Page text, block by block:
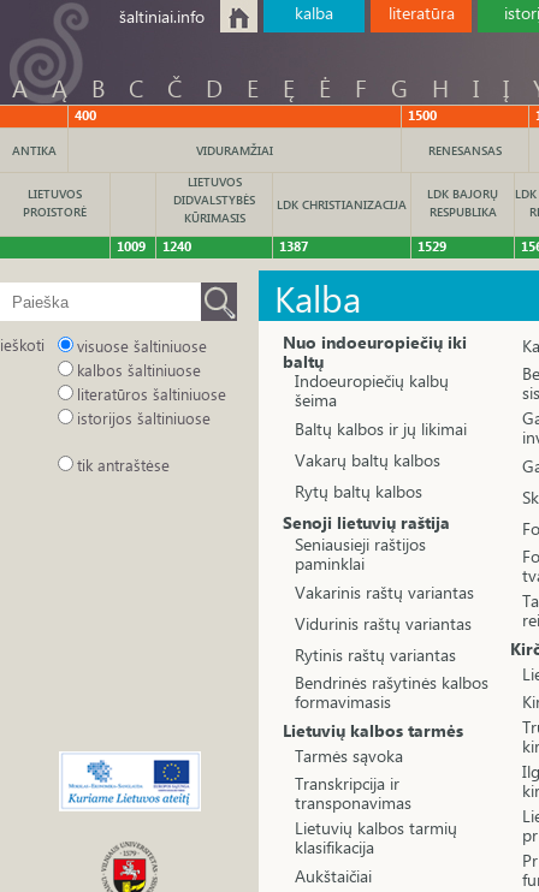
šaltiniai.info kalba literatūra
A Ą B C Č D E Ę Ė F G H I Į
400 1500
ANTIKA VIDURAMŽIAI RENESANSAS
LIETUVOS
PROISTORĖ
LIETUVOS
DIDVALSTYBĖS
KŪRIMASIS
LDK CHRISTIANIZACIJA
LDK BAJORŲ
RESPUBLIKA
1009 1240 1387 1529
ieškoti
visuose šaltiniuose
kalbos šaltiniuose
literatūros šaltiniuose
istorijos šaltiniuose
tik antraštėse
Kalba
Nuo indoeuropiečių iki
baltų
Indoeuropiečių kalbų
šeima
Baltų kalbos ir jų likimai
Vakarų baltų kalbos
Rytų baltų kalbos
Senoji lietuvių raštija
Seniausieji raštijos
paminklai
Vakarinis raštų variantas
Vidurinis raštų variantas
Rytinis raštų variantas
Bendrinės rašytinės kalbos
formavimasis
Lietuvių kalbos tarmės
Tarmės sąvoka
Transkripcija ir
transponavimas
Lietuvių kalbos tarmių
klasifikacija
Aukštaičiai